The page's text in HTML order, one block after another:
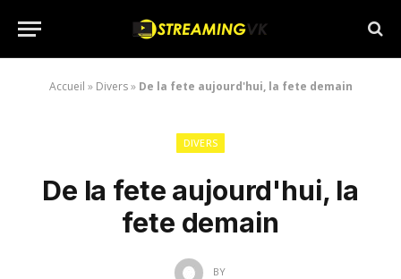
Accueil » Divers» De la fete aujourd'hui, la fete demain
DIVERS
De la fete aujourd'hui, la
fete demain
BY